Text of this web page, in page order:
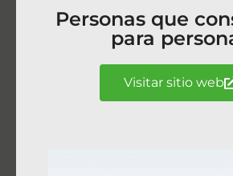
Personas que
para
Visitar sitio web